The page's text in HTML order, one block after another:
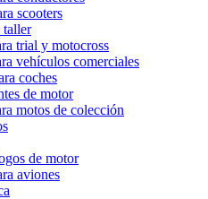
scooters
taller
trial y motocross
vehículos comerciales
coches
de motor
motos de colección
de motor
aviones